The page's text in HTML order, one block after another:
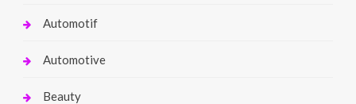
Automotif
Automotive
Beauty